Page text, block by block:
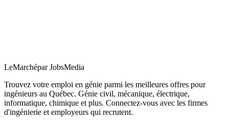
LeMarchépar JobsMedia
Trouvez votre emploi en génie parmi les meilleures offres pour
ingénieurs au Québec. Génie civil, mécanique, électrique,
informatique, chimique et plus. Connectez-vous avec les firmes
d'ingénierie et employeurs qui recrutent.